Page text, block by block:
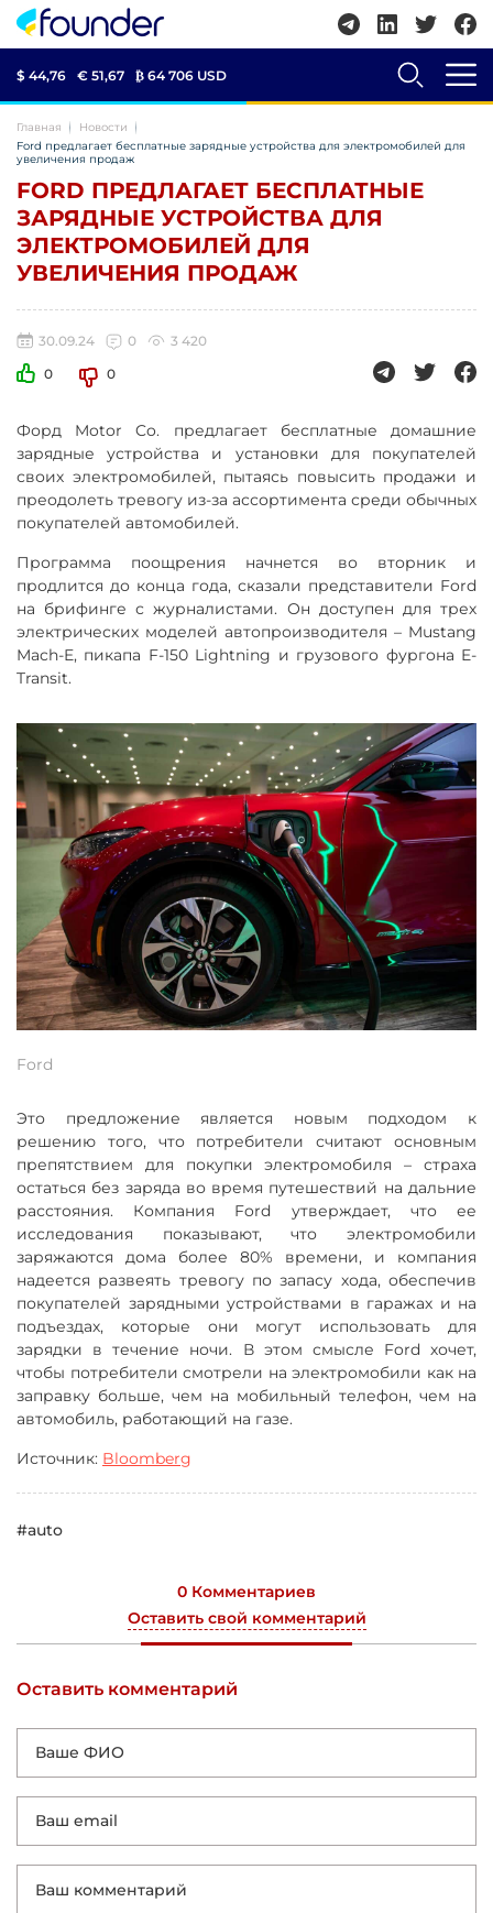
$ 44,76 € 51,67 ₿ 64 706 USD
Главная
Новости
Ford предлагает бесплатные зарядные устройства для электромобилей для
увеличения продаж
FORD ПРЕДЛАГАЕТ БЕСПЛАТНЫЕ
ЗАРЯДНЫЕ УСТРОЙСТВА ДЛЯ
ЭЛЕКТРОМОБИЛЕЙ ДЛЯ
УВЕЛИЧЕНИЯ ПРОДАЖ
30.09.24 0
3 420
0
0
Форд Motor Co. предлагает бесплатные домашние
зарядные устройства и установки для покупателей
своих электромобилей, пытаясь повысить продажи и
преодолеть тревогу из-за ассортимента среди обычных
покупателей автомобилей.
Программа поощрения начнется во вторник и
продлится до конца года, сказали представители Ford
на брифинге с журналистами. Он доступен для трех
электрических моделей автопроизводителя – Mustang
Mach-E, пикапа F-150 Lightning и грузового фургона E-
Transit.
Ford
Это предложение является новым подходом к
решению того, что потребители считают основным
препятствием для покупки электромобиля – страха
остаться без заряда во время путешествий на дальние
расстояния. Компания Ford утверждает, что ее
исследования показывают, что электромобили
заряжаются дома более 80% времени, и компания
надеется развеять тревогу по запасу хода, обеспечив
покупателей зарядными устройствами в гаражах и на
подъездах, которые они могут использовать для
зарядки в течение ночи. В этом смысле Ford хочет,
чтобы потребители смотрели на электромобили как на
заправку больше, чем на мобильный телефон, чем на
автомобиль, работающий на газе.
Источник: Bloomberg
#auto
0 Комментариев
Оставить свой комментарий
Оставить комментарий